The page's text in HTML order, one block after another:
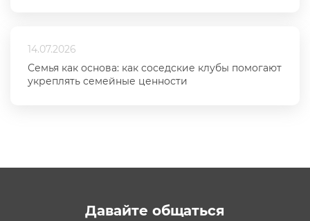
14.07.2026
Семья как основа: как соседские клубы помогают
укреплять семейные ценности
Давайте общаться